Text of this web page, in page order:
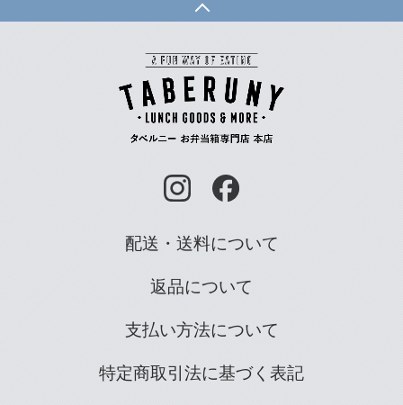
配送・送料について
返品について
支払い方法について
特定商取引法に基づく表記